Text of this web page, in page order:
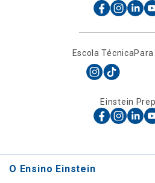
Escola Técnica
Einstein
O Ensino Einstein